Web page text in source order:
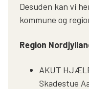
Desuden kan vi
kommune og
Region
AKUT
Skadestue